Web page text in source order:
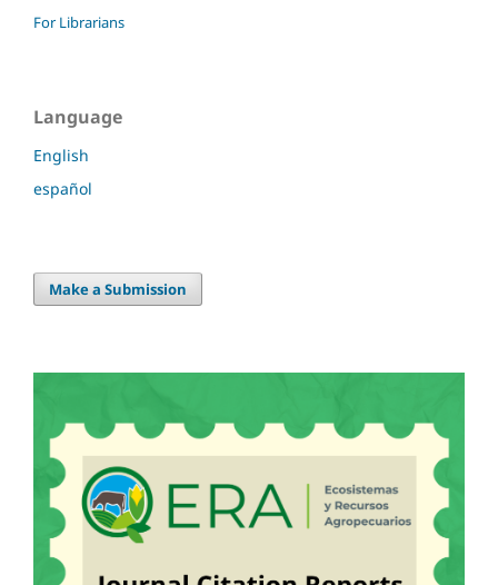
For Librarians
Language
English
español
Make a Submission